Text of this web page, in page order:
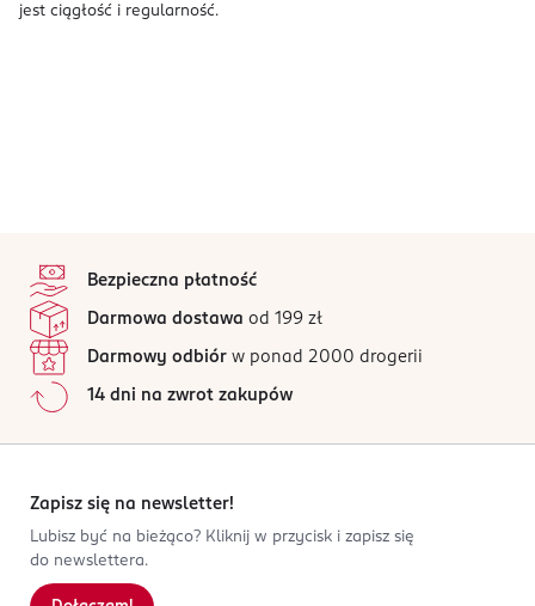
jest ciągłość i regularność.
Bezpieczna płatność
Darmowa dostawa od 199 zł
Darmowy odbiór w ponad 2000 drogerii
14 dni na zwrot zakupów
Zapisz się na newsletter!
Lubisz być na bieżąco? Kliknij w przycisk i zapisz się
do newslettera.